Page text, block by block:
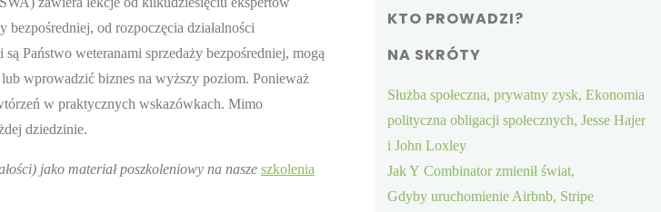
od rozpoczęcia działalności
Państwo weteranami sprzedaży bezpośredniej, mogą
wprowadzić biznes na wyższy poziom. Ponieważ
w praktycznych wskazówkach. Mimo
dziedzinie.
jako materiał poszkoleniowy na nasze szkolenia
KTO PROWADZI?
NA SKRÓTY
Służba społeczna, prywatny zysk, Ekonomia
polityczna obligacji społecznych, Jesse Hajer
i John Loxley
Jak Y Combinator zmienił świat,
Gdyby uruchomienie Airbnb, Stripe